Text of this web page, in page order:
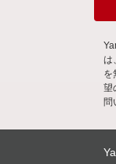
は
を
望
問